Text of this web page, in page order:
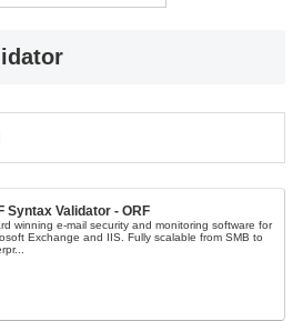
Syntax Validator - ORF
winning e-mail security and monitoring software for
Exchange and IIS. Fully scalable from SMB to